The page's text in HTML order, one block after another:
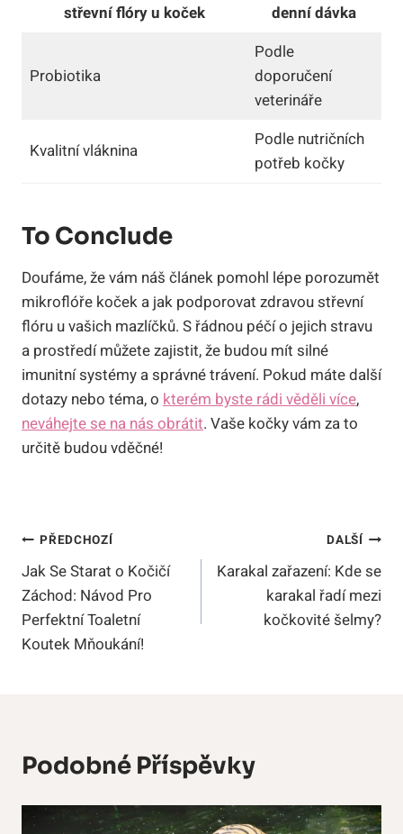
střevní flóry u koček denní dávka
Probiotika
Podle
doporučení
veterináře
Kvalitní vláknina
Podle nutričních
potřeb kočky
To Conclude
Doufáme, že vám náš článek pomohl lépe porozumět
mikroflóře koček a jak podporovat zdravou střevní
flóru u vašich mazlíčků. S řádnou péčí o jejich stravu
a prostředí můžete zajistit, že budou mít silné
imunitní systémy a správné trávení. Pokud máte další
dotazy nebo téma, o kterém byste rádi věděli více,
neváhejte se na nás obrátit. Vaše kočky vám za to
určitě budou vděčné!
Navigace
Pro
Příspěvek
PŘEDCHOZÍ
Jak Se Starat o Kočičí
Záchod: Návod Pro
Perfektní Toaletní
Koutek Mňoukání!
DALŠÍ
Karakal zařazení: Kde se
karakal řadí mezi
kočkovité šelmy?
Podobné Příspěvky